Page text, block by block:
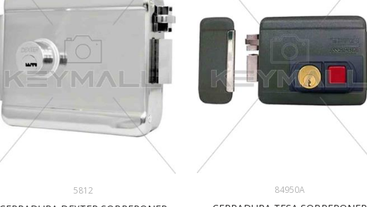
5812 84950A